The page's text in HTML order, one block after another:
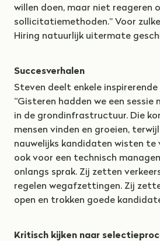
willen doen, maar niet reageren
sollicitatiemethoden.” Voor
Hiring natuurlijk uitermate
Succesverhalen
Steven deelt enkele inspirerende
“Gisteren hadden we een sessie
in de grondinfrastructuur. Die
mensen vinden en groeien,
nauwelijks kandidaten wisten te
ook voor een technisch
onlangs sprak. Zij zetten
regelen wegafzettingen. Zij
open en trokken goede
Kritisch kijken naar